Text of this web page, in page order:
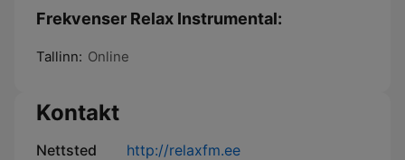
Frekvenser Relax Instrumental:
Tallinn: Online
Kontakt
Nettsted
http://relaxfm.ee